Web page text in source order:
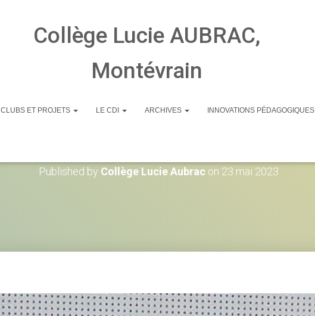
Collège Lucie AUBRAC,
Montévrain
CLUBS ET PROJETS LE CDI ARCHIVES INNOVATIONS PÉDAGOGIQUES
Published by Collège Lucie Aubracon 23 mai 2023